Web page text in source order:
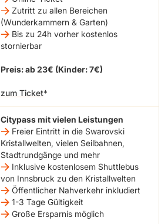
Zutritt zu allen Bereichen
(Wunderkammern & Garten)
Bis zu 24h vorher kostenlos
stornierbar
Preis: ab 23€ (Kinder: 7€)
zum Ticket
Citypass mit vielen Leistungen
Freier Eintritt in die Swarovski
Kristallwelten, vielen Seilbahnen,
Stadtrundgänge und mehr
Inklusive kostenlosem Shuttlebus
von Innsbruck zu den Kristallwelten
Öffentlicher Nahverkehr inkludiert
1-3 Tage Gültigkeit
Große Ersparnis möglich